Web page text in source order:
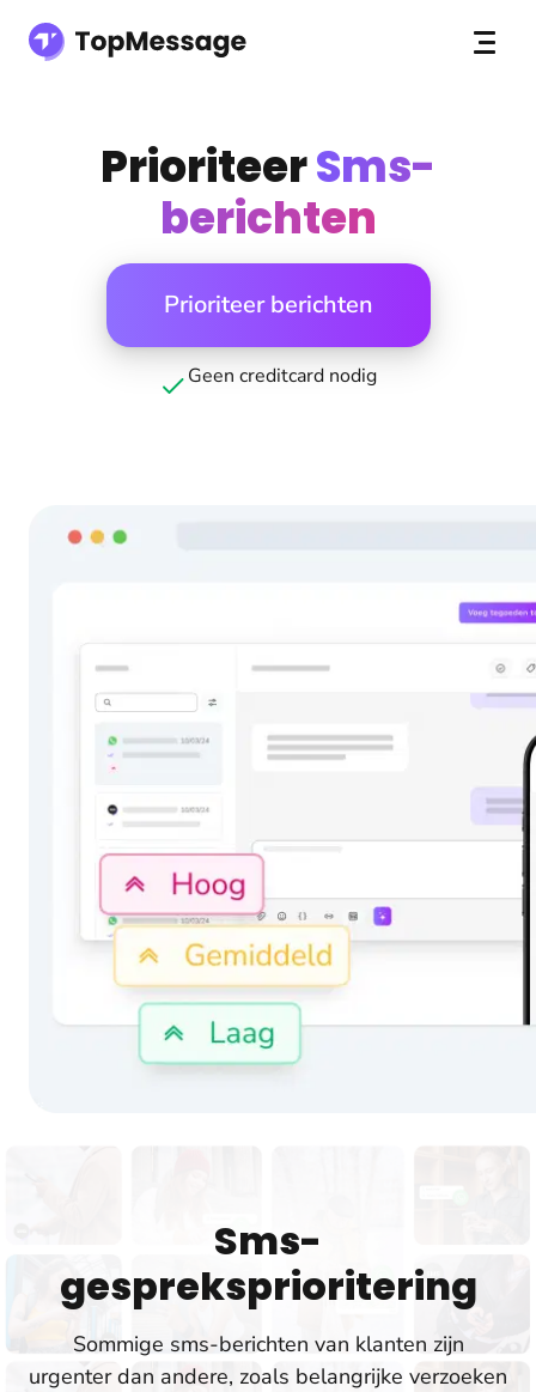
PrioriteerSms-
berichten
Prioriteer berichten
Geen creditcard nodig
Sms-
gespreksprioritering
Sommige sms-berichten van klanten zijn
urgenter dan andere, zoals belangrijke verzoeken